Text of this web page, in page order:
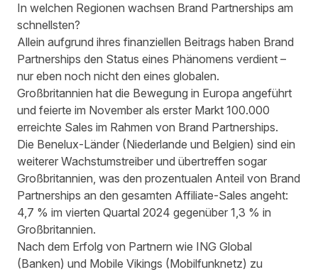
In welchen Regionen wachsen Brand Partnerships am
schnellsten?
Allein aufgrund ihres finanziellen Beitrags haben Brand
Partnerships den Status eines Phänomens verdient –
nur eben noch nicht den eines globalen.
Großbritannien hat die Bewegung in Europa angeführt
und feierte im November als erster Markt 100.000
erreichte Sales im Rahmen von Brand Partnerships.
Die Benelux-Länder (Niederlande und Belgien) sind ein
weiterer Wachstumstreiber und übertreffen sogar
Großbritannien, was den prozentualen Anteil von Brand
Partnerships an den gesamten Affiliate-Sales angeht:
4,7 % im vierten Quartal 2024 gegenüber 1,3 % in
Großbritannien.
Nach dem Erfolg von Partnern wie ING Global
(Banken) und Mobile Vikings (Mobilfunknetz) zu